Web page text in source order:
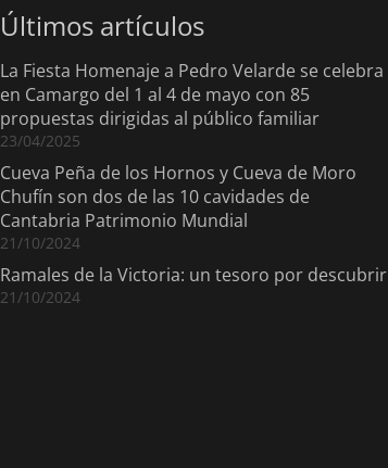
Últimos artículos
La Fiesta Homenaje a Pedro Velarde se celebra
en Camargo del 1 al 4 de mayo con 85
propuestas dirigidas al público familiar
23/04/2025
Cueva Peña de los Hornos y Cueva de Moro
Chufín son dos de las 10 cavidades de
Cantabria Patrimonio Mundial
21/10/2024
Ramales de la Victoria: un tesoro por descubrir
21/10/2024